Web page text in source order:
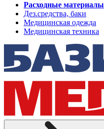
Расходные материалы
Дез.средства, баки
Медицинская одежда
Медицинская техника